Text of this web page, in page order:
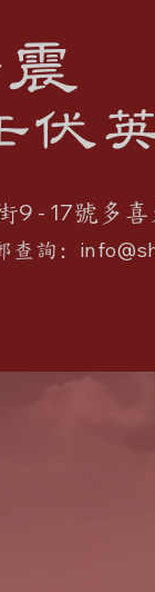
伏
9 - 17號多喜
查詢: